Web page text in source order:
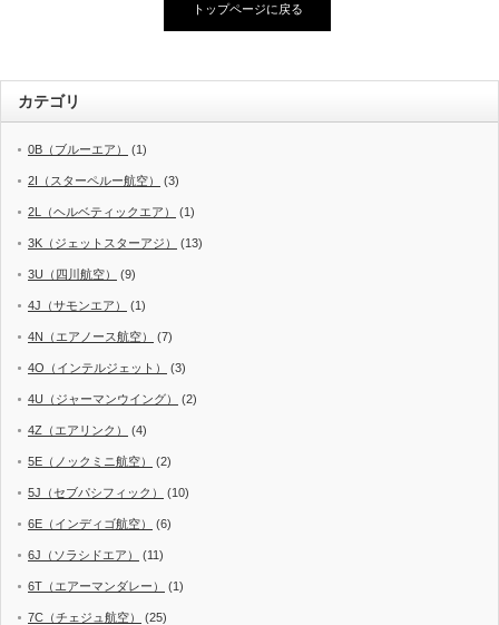
トップページに戻る
カテゴリ
0B（ブルーエア） (1)
2I（スターペルー航空） (3)
2L（ヘルベティックエア） (1)
3K（ジェットスターアジ） (13)
3U（四川航空） (9)
4J（サモンエア） (1)
4N（エアノース航空） (7)
4O（インテルジェット） (3)
4U（ジャーマンウイング） (2)
4Z（エアリンク） (4)
5E（ノックミニ航空） (2)
5J（セブパシフィック） (10)
6E（インディゴ航空） (6)
6J（ソラシドエア） (11)
6T（エアーマンダレー） (1)
7C（チェジュ航空） (25)